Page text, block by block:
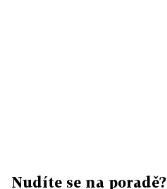
Nudíte se na poradě?